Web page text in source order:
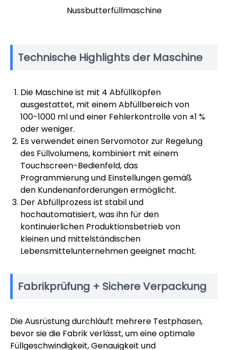
Nussbutterfüllmaschine
Technische Highlights der Maschine
Die Maschine ist mit 4 Abfüllköpfen
ausgestattet, mit einem Abfüllbereich von
100-1000 ml und einer Fehlerkontrolle von ±1 %
oder weniger.
Es verwendet einen Servomotor zur Regelung
des Füllvolumens, kombiniert mit einem
Touchscreen-Bedienfeld, das
Programmierung und Einstellungen gemäß
den Kundenanforderungen ermöglicht.
Der Abfüllprozess ist stabil und
hochautomatisiert, was ihn für den
kontinuierlichen Produktionsbetrieb von
kleinen und mittelständischen
Lebensmittelunternehmen geeignet macht.
Fabrikprüfung + Sichere Verpackung
Die Ausrüstung durchläuft mehrere Testphasen,
bevor sie die Fabrik verlässt, um eine optimale
Füllgeschwindigkeit, Genauigkeit und